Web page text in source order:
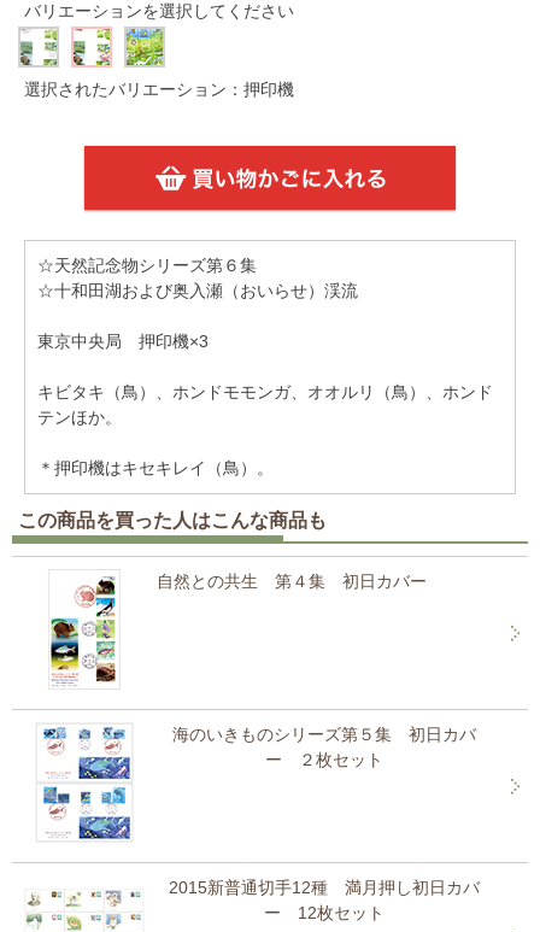
バリエーションを選択してください
選択されたバリエーション：押印機
☆天然記念物シリーズ第６集
☆十和田湖および奥入瀬（おいらせ）渓流
東京中央局 押印機×3
キビタキ（鳥）、ホンドモモンガ、オオルリ（鳥）、ホンド
テンほか。
＊押印機はキセキレイ（鳥）。
この商品を買った人はこんな商品も
自然との共生 第４集 初日カバー
海のいきものシリーズ第５集 初日カバ
ー ２枚セット
2015新普通切手12種 満月押し初日カバ
ー 12枚セット